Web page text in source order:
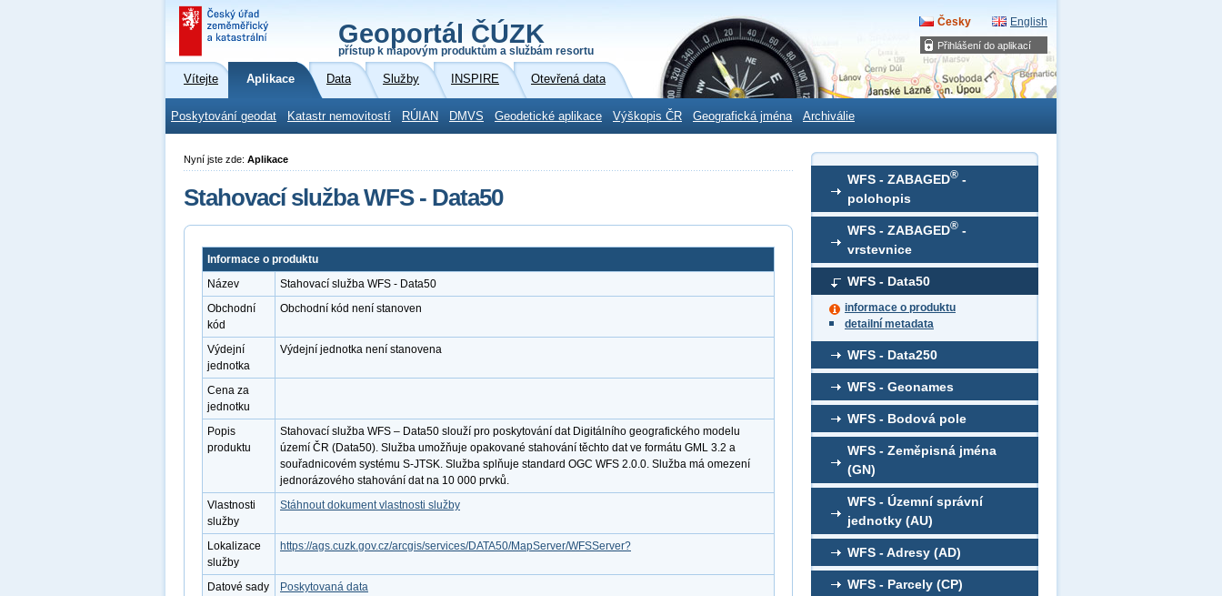
Přihlášení do aplikací
Geoportál ČÚZK
přístup k mapovým produktům a službám resortu
Česky English
Vítejte Aplikace Data Služby INSPIRE Otevřená data
Poskytování geodat Katastr nemovitostí RÚIAN DMVS Geodetické aplikace Výškopis ČR Geografická jména Archiválie
WFS - ZABAGED® -
polohopis
WFS - ZABAGED® -
vrstevnice
WFS - Data50
informace o produktu
detailní metadata
WFS - Data250
WFS - Geonames
WFS - Bodová pole
WFS - Zeměpisná jména
(GN)
WFS - Územní správní
jednotky (AU)
WFS - Adresy (AD)
WFS - Parcely (CP)
Nyní jste zde: Aplikace
Stahovací služba WFS - Data50
Informace o produktu
Název
Stahovací služba WFS - Data50
Obchodní
kód
Obchodní kód není stanoven
Výdejní
jednotka
Výdejní jednotka není stanovena
Cena za
jednotku
Popis
produktu
Stahovací služba WFS – Data50 slouží pro poskytování dat Digitálního geografického modelu
území ČR (Data50). Služba umožňuje opakované stahování těchto dat ve formátu GML 3.2 a
souřadnicovém systému S-JTSK. Služba splňuje standard OGC WFS 2.0.0. Služba má omezení
jednorázového stahování dat na 10 000 prvků.
Vlastnosti
služby
Stáhnout dokument vlastnosti služby
Lokalizace
služby
https://ags.cuzk.gov.cz/arcgis/services/DATA50/MapServer/WFSServer?
Datové sady
Poskytovaná data